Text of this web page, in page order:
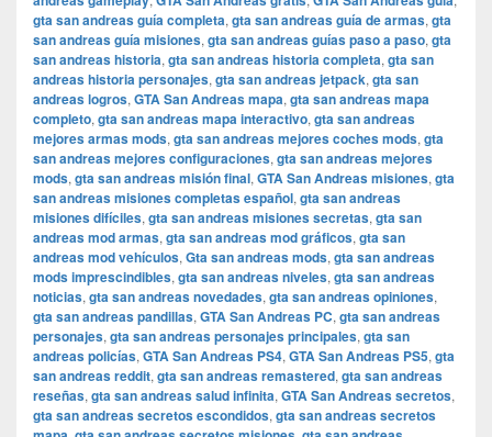
gta san andreas guía completa, gta san andreas guía de armas, gta
san andreas guía misiones, gta san andreas guías paso a paso, gta
san andreas historia, gta san andreas historia completa, gta san
andreas historia personajes, gta san andreas jetpack, gta san
andreas logros, GTA San Andreas mapa, gta san andreas mapa
completo, gta san andreas mapa interactivo, gta san andreas
mejores armas mods, gta san andreas mejores coches mods, gta
san andreas mejores configuraciones, gta san andreas mejores
mods, gta san andreas misión final, GTA San Andreas misiones, gta
san andreas misiones completas español, gta san andreas
misiones difíciles, gta san andreas misiones secretas, gta san
andreas mod armas, gta san andreas mod gráficos, gta san
andreas mod vehículos, Gta san andreas mods, gta san andreas
mods imprescindibles, gta san andreas niveles, gta san andreas
noticias, gta san andreas novedades, gta san andreas opiniones,
gta san andreas pandillas, GTA San Andreas PC, gta san andreas
personajes, gta san andreas personajes principales, gta san
andreas policías, GTA San Andreas PS4, GTA San Andreas PS5, gta
san andreas reddit, gta san andreas remastered, gta san andreas
reseñas, gta san andreas salud infinita, GTA San Andreas secretos,
gta san andreas secretos escondidos, gta san andreas secretos